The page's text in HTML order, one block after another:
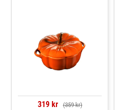
319 kr (359 kr)